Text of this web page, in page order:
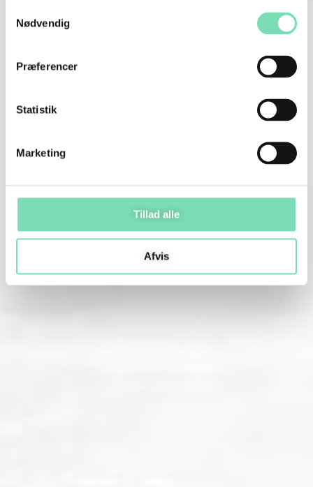
Nødvendig
Præferencer
Statistik
Marketing
Tillad alle
Afvis